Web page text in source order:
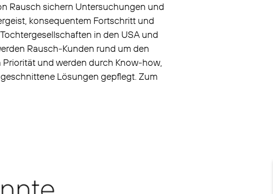
Rausch sichern Untersuchungen und
konsequentem Fortschritt und
in den USA und
Rausch-Kunden rund um den
und werden durch Know-how,
Lösungen gepflegt. Zum